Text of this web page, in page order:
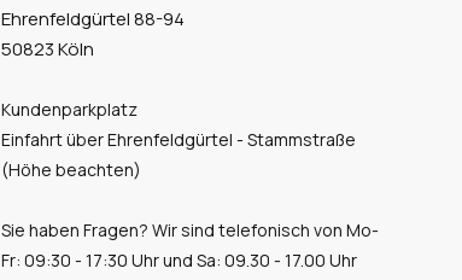
Ehrenfeldgürtel 88-94
50823 Köln
Kundenparkplatz
Einfahrt über Ehrenfeldgürtel - Stammstraße
(Höhe beachten)
Sie haben Fragen? Wir sind telefonisch von Mo-
Fr: 09:30 - 17:30 Uhr und Sa: 09.30 - 17.00 Uhr